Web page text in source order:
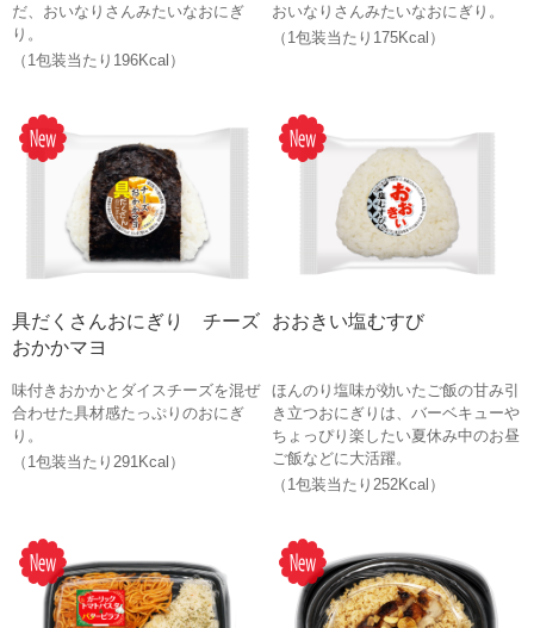
だ、おいなりさんみたいなおにぎ
り。
（1包装当たり196Kcal）
おいなりさんみたいなおにぎり。
（1包装当たり175Kcal）
具だくさんおにぎり チーズ
おかかマヨ
味付きおかかとダイスチーズを混ぜ
合わせた具材感たっぷりのおにぎ
り。
（1包装当たり291Kcal）
おおきい塩むすび
ほんのり塩味が効いたご飯の甘み引
き立つおにぎりは、バーベキューや
ちょっぴり楽したい夏休み中のお昼
ご飯などに大活躍。
（1包装当たり252Kcal）